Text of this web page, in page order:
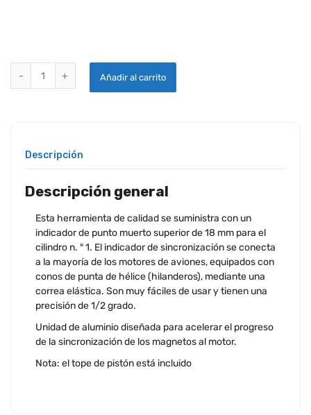
Añadir al carrito
Descripción
Descripción general
Esta herramienta de calidad se suministra con un
indicador de punto muerto superior de 18 mm para el
cilindro n. ° 1. El indicador de sincronización se conecta
a la mayoría de los motores de aviones, equipados con
conos de punta de hélice (hilanderos), mediante una
correa elástica. Son muy fáciles de usar y tienen una
precisión de 1/2 grado.
Unidad de aluminio diseñada para acelerar el progreso
de la sincronización de los magnetos al motor.
Nota: el tope de pistón está incluido